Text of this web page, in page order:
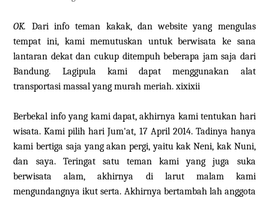
OK. Dari info teman kakak, dan website yang mengulas
tempat ini, kami memutuskan untuk berwisata ke sana
lantaran dekat dan cukup ditempuh beberapa jam saja dari
Bandung. Lagipula kami dapat menggunakan alat
transportasi massal yang murah meriah. xixixii
Berbekal info yang kami dapat, akhirnya kami tentukan hari
wisata. Kami pilih hari Jum'at, 17 April 2014. Tadinya hanya
kami bertiga saja yang akan pergi, yaitu kak Neni, kak Nuni,
dan saya. Teringat satu teman kami yang juga suka
berwisata alam, akhirnya di larut malam kami
mengundangnya ikut serta. Akhirnya bertambah lah anggota